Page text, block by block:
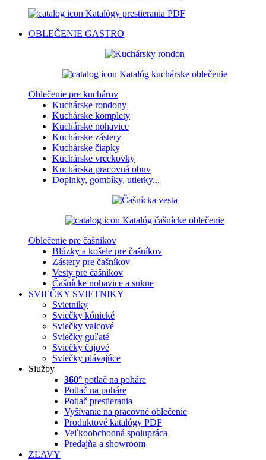
Katalógy prestierania PDF
OBLEČENIE GASTRO
Katalóg kuchárske oblečenie
Oblečenie pre kuchárov
Kuchárske rondony
Kuchárske komplety
Kuchárske nohavice
Kuchárske zástery
Kuchárske čiapky
Kuchárske vreckovky
Kuchárska pracovná obuv
Doplnky, gombíky, utierky...
Katalóg čašnícke oblečenie
Oblečenie pre čašníkov
Blúzky a košele pre čašníkov
Zástery pre čašníkov
Vesty pre čašníkov
Čašnícke nohavice a sukne
SVIEČKY SVIETNIKY
Svietniky
Sviečky kónické
Sviečky valcové
Sviečky guľaté
Sviečky čajové
Sviečky plávajúce
Služby
360° potlač na poháre
Potlač na poháre
Potlač prestierania
Vyšívanie na pracovné oblečenie
Produktové katalógy PDF
Veľkoobchodná spolupráca
Predajňa a showroom
ZĽAVY